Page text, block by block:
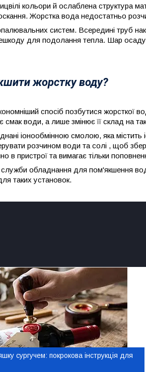
кольори й ослаблена структура
Жорстка вода недостатньо
систем. Всередині труб
для подолання тепла. Шар
жорстку воду?
спосіб позбутися жорсткої
смак води, а лише змінює її склад на
іонообмінною смолою, яка містить
розчином води та солі , щоб
в пристрої та вимагає тільки
служби обладнання для пом'якшення
таких установок.
сургучем: покрокова інструкція для